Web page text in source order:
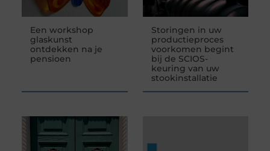
Een workshop
glaskunst
ontdekken na je
pensioen
Storingen in uw
productieproces
voorkomen begint
bij de SCIOS-
keuring van uw
stookinstallatie